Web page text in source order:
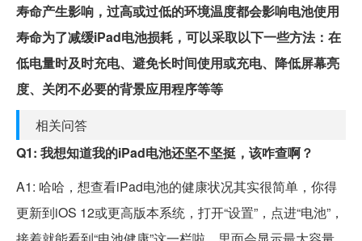
寿命产生影响，过高或过低的环境温度都会影响电池使用
寿命为了减缓iPad电池损耗，可以采取以下一些方法：在
低电量时及时充电、避免长时间使用或充电、降低屏幕亮
度、关闭不必要的背景应用程序等等
相关问答
Q1: 我想知道我的iPad电池还坚不坚挺，该咋查啊？
A1: 哈哈，想查看iPad电池的健康状况其实很简单，你得
更新到iOS 12或更高版本系统，打开“设置”，点进“电池”，